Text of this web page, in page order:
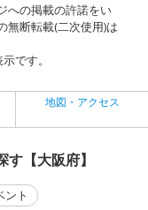
への掲載の許諾をい
無断転載(二次使用)は
です。
地図・アクセス
【大阪府】
ント